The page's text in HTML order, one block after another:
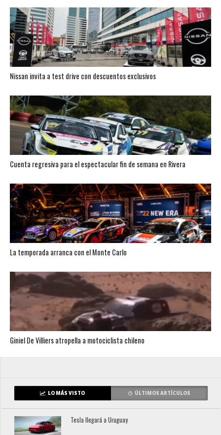
Nissan invita a test drive con descuentos exclusivos
Cuenta regresiva para el espectacular fin de semana en Rivera
La temporada arranca con el Monte Carlo
Giniel De Villiers atropella a motociclista chileno
LO MÁS VISTO ÚLTIMOS ARTÍCULOS
Tesla llegará a Uruguay